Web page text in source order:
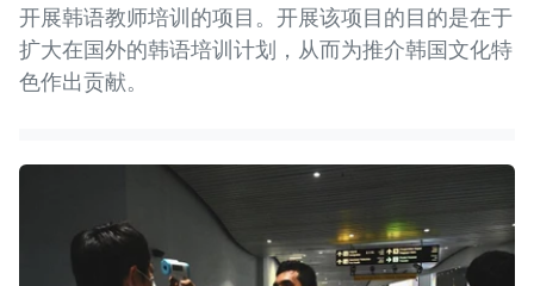
开展韩语教师培训的项目。开展该项目的目的是在于
扩大在国外的韩语培训计划，从而为推介韩国文化特
色作出贡献。